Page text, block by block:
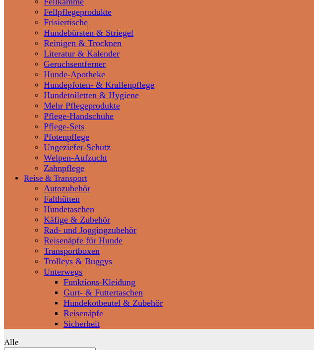
Fellpflegeprodukte
Frisiertische
Hundebürsten & Striegel
Reinigen & Trocknen
Literatur & Kalender
Geruchsentferner
Hunde-Apotheke
Hundepfoten- & Krallenpflege
Hundetoiletten & Hygiene
Mehr Pflegeprodukte
Pflege-Handschuhe
Pflege-Sets
Pfotenpflege
Ungeziefer-Schutz
Welpen-Aufzucht
Zahnpflege
Reise & Transport
Autozubehör
Falthütten
Hundetaschen
Käfige & Zubehör
Rad- und Joggingzubehör
Reisenäpfe für Hunde
Transportboxen
Trolleys & Buggys
Unterwegs
Funktions-Kleidung
Gurt- & Futtertaschen
Hundekotbeutel & Zubehör
Reisenäpfe
Sicherheit
Alle